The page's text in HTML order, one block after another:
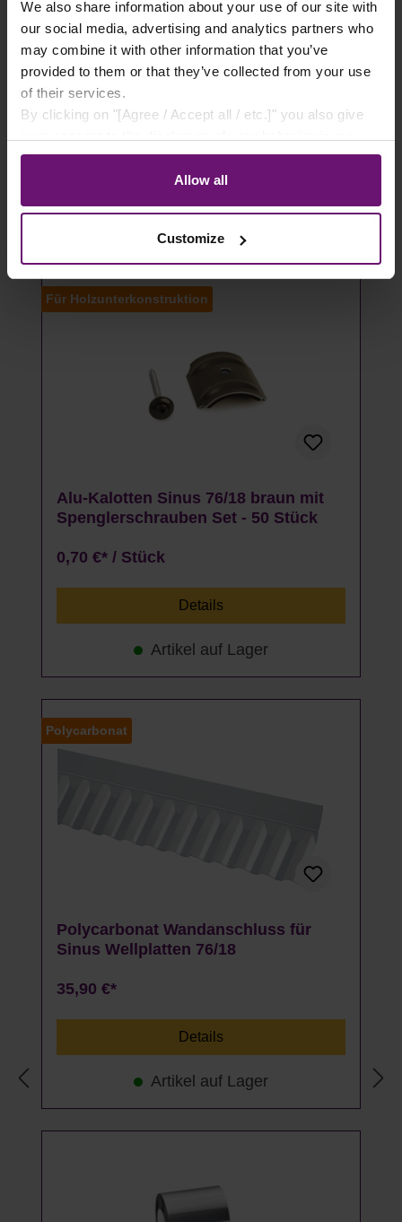
We also share information about your use of our site with
our social media, advertising and analytics partners who
may combine it with other information that you’ve
provided to them or that they’ve collected from your use
of their services.
By clicking on "[Agree / Accept all / etc.]" you also give
store to our partner, shopware AG (Ebbinghoff 10, 48624
Schöppingen, Germany), which cannot assign this data
to you personally, but may process it for its own
Allow all
Customize
Acrylglas Wandanschluss für Sinus
Wellplatten 76/18
32,13 €*
Details
Artikel auf Lager
Für Holzunterkonstruktion
Alu-Kalotten Sinus 76/18 braun mit
Spenglerschrauben Set - 50 Stück
0,70 €* / Stück
Details
Artikel auf Lager
Polycarbonat
Polycarbonat Wandanschluss für
Sinus Wellplatten 76/18
35,90 €*
Details
Artikel auf Lager